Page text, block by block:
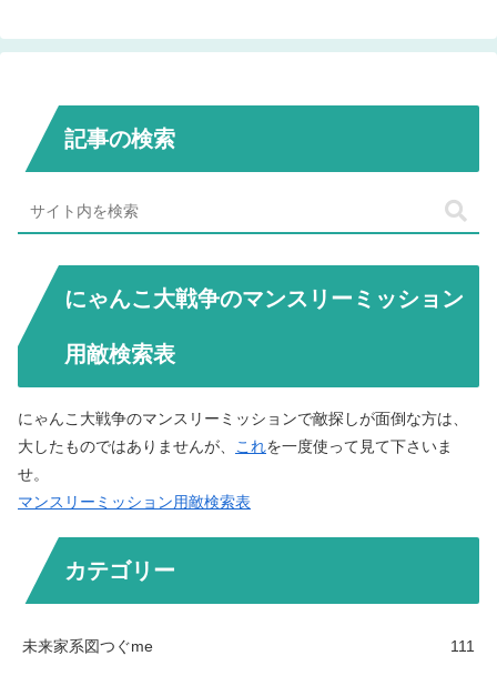
記事の検索
にゃんこ大戦争のマンスリーミッション
用敵検索表
にゃんこ大戦争のマンスリーミッションで敵探しが面倒な方は、
大したものではありませんが、
これを一度使って見て下さいま
せ。
マンスリーミッション用敵検索表
カテゴリー
未来家系図つぐme 111